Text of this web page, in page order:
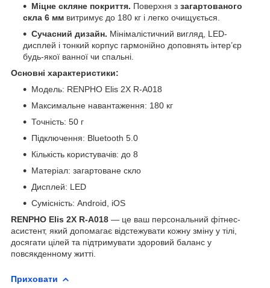
Міцне скляне покриття. Поверхня з загартованого
скла 6 мм витримує до 180 кг і легко очищується.
Сучасний дизайн. Мінімалістичний вигляд, LED-
дисплей і тонкий корпус гармонійно доповнять інтер’єр
будь-якої ванної чи спальні.
Основні характеристики:
Модель: RENPHO Elis 2X R-A018
Максимальне навантаження: 180 кг
Точність: 50 г
Підключення: Bluetooth 5.0
Кількість користувачів: до 8
Матеріал: загартоване скло
Дисплей: LED
Сумісність: Android, iOS
RENPHO Elis 2X R-A018 — це ваш персональний фітнес-
асистент, який допомагає відстежувати кожну зміну у тілі,
досягати цілей та підтримувати здоровий баланс у
повсякденному житті.
Приховати